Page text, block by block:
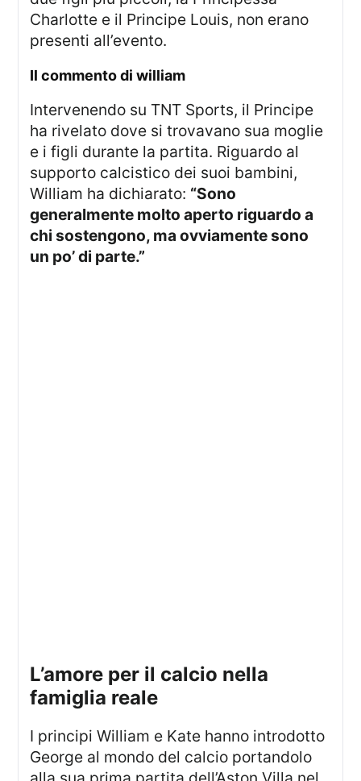
Charlotte e il Principe Louis, non erano
presenti all’evento.
il commento di william
Intervenendo su TNT Sports, il Principe
ha rivelato dove si trovavano sua moglie
e i figli durante la partita. Riguardo al
supporto calcistico dei suoi bambini,
William ha dichiarato: “Sono
generalmente molto aperto riguardo a
chi sostengono, ma ovviamente sono
un po’ di parte.”
l’amore per il calcio nella
famiglia reale
I principi William e Kate hanno introdotto
George al mondo del calcio portandolo